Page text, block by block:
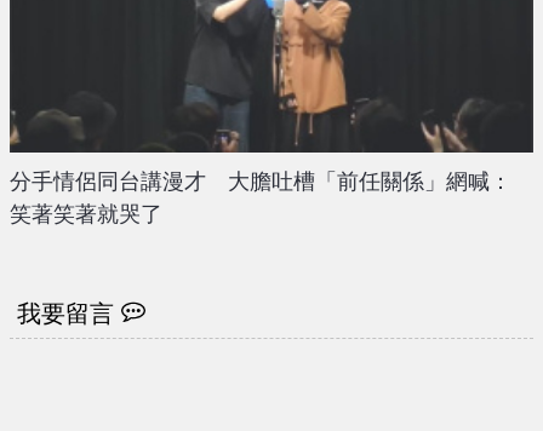
分手情侶同台講漫才 大膽吐槽「前任關係」網喊：
笑著笑著就哭了
我要留言